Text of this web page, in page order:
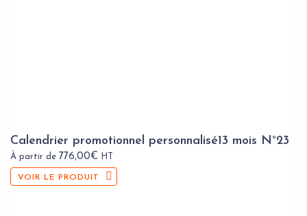
Calendrier promotionnel personnalisé13 mois N°23
À partir de 776,00€ HT
VOIR LE PRODUIT